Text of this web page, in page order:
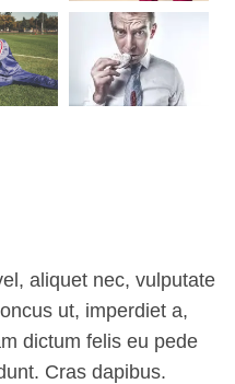
aliquet nec, vulputate
ut, imperdiet a,
dictum felis eu pede
Cras dapibus.